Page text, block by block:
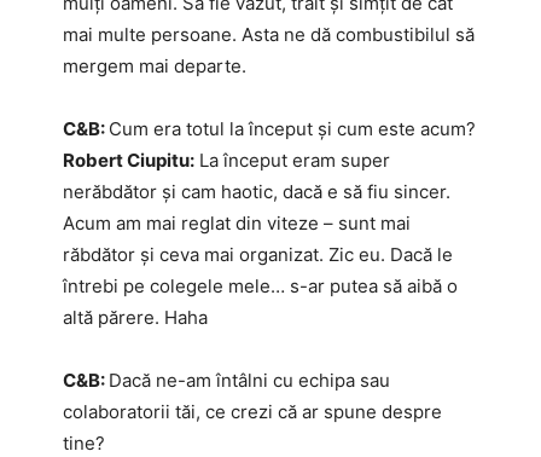
mai multe persoane. Asta ne dă combustibilul să
mergem mai departe.
C&B: Cum era totul la început și cum este acum?
Robert Ciupitu: La început eram super
nerăbdător și cam haotic, dacă e să fiu sincer.
Acum am mai reglat din viteze – sunt mai
răbdător și ceva mai organizat. Zic eu. Dacă le
întrebi pe colegele mele… s-ar putea să aibă o
altă părere. Haha
C&B: Dacă ne-am întâlni cu echipa sau
colaboratorii tăi, ce crezi că ar spune despre
tine?